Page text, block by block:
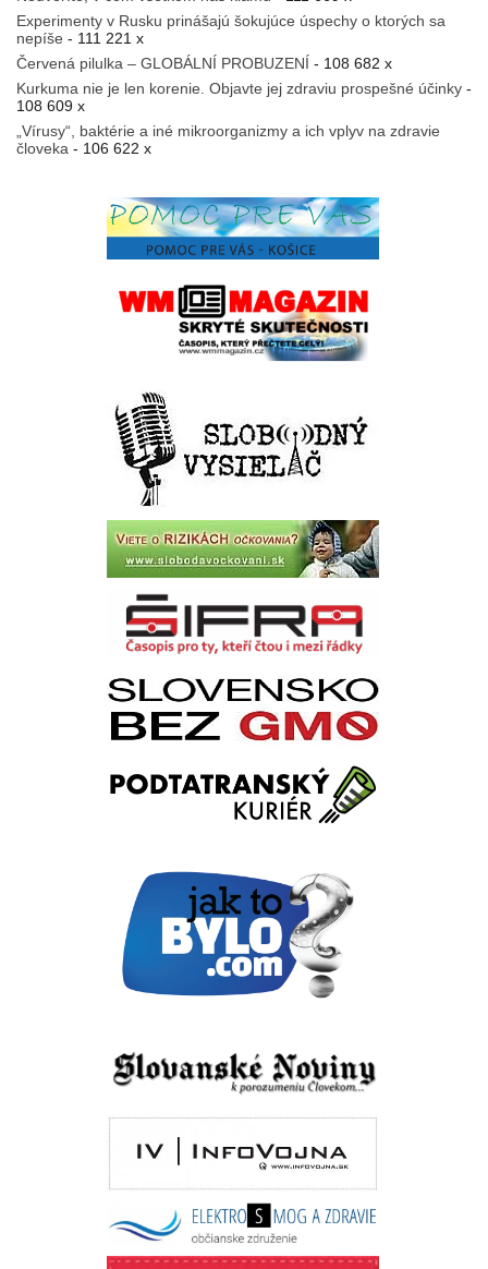
Experimenty v Rusku prinášajú šokujúce úspechy o ktorých sa
nepíše - 111 221 x
Červená pilulka – GLOBÁLNÍ PROBUZENÍ - 108 682 x
Kurkuma nie je len korenie. Objavte jej zdraviu prospešné účinky -
108 609 x
„Vírusy“, baktérie a iné mikroorganizmy a ich vplyv na zdravie
človeka - 106 622 x